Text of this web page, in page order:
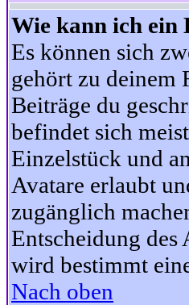
Wie kann ich ein
Es können sich
gehört zu deinem
Beiträge du
befindet sich
Einzelstück und
Avatare erlaubt
zugänglich
Entscheidung
wird bestimmt
Nach oben